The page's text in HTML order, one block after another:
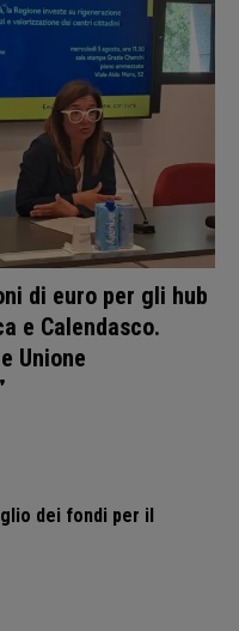
di euro per gli hub
e Calendasco.
Unione
dei fondi per il